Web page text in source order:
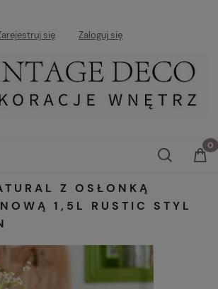
się Zaloguj się
Z OSŁONKĄ
1,5L RUSTIC STYL